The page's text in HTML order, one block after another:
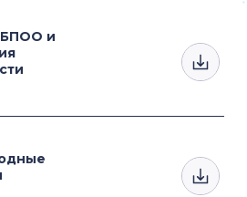
БПОО и